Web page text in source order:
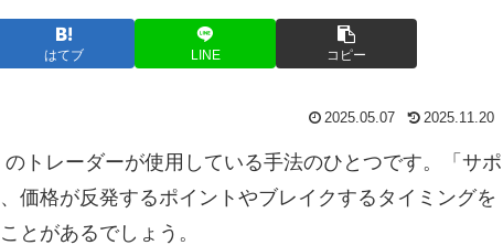
はてブ LINE コピー
2025.05.07 2025.11.20
トレーダーが使用している手法のひとつです。「サポ
価格が反発するポイントやブレイクするタイミングを
とがあるでしょう。